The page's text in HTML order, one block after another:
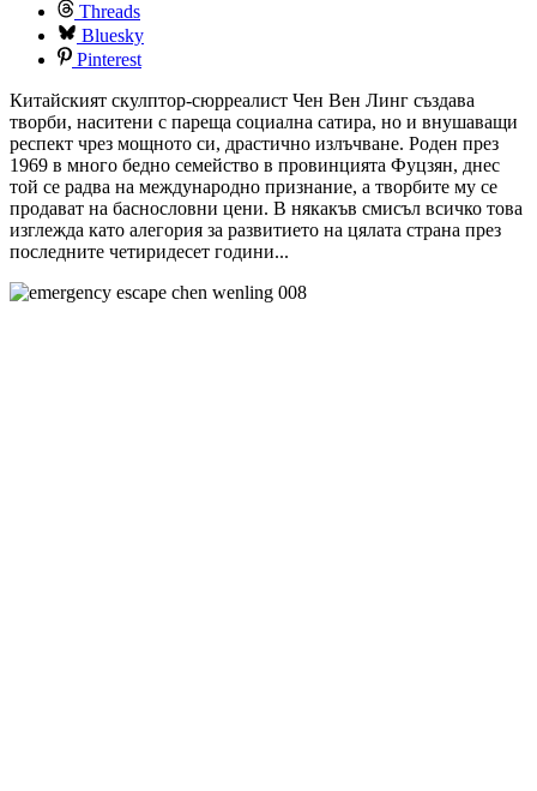
Threads
Bluesky
Pinterest
Китайският скулптор-сюрреалист Чен Вен Линг създава
творби, наситени с пареща социална сатира, но и внушаващи
респект чрез мощното си, драстично излъчване. Роден през
1969 в много бедно семейство в провинцията Фуцзян, днес
той се радва на международно признание, а творбите му се
продават на баснословни цени. В някакъв смисъл всичко това
изглежда като алегория за развитието на цялата страна през
последните четиридесет години...